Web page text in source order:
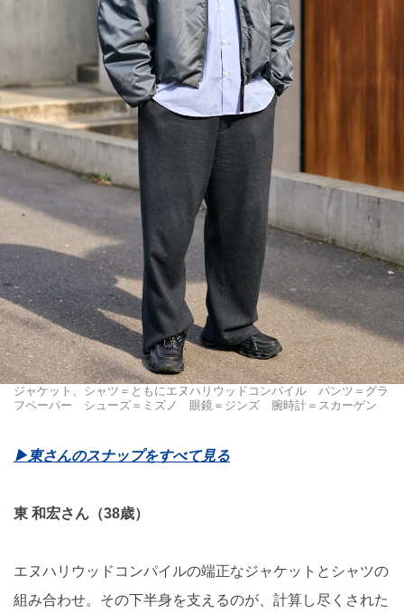
ジャケット、シャツ＝ともにエヌハリウッドコンパイル パンツ＝グラ
フペーパー シューズ＝ミズノ 眼鏡＝ジンズ 腕時計＝スカーゲン
▶東さんのスナップをすべて見る
東 和宏さん（38歳）
エヌハリウッドコンパイルの端正なジャケットとシャツの
組み合わせ。その下半身を支えるのが、計算し尽くされた